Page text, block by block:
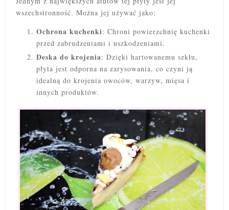
wszechstronność. Można jej używać jako:
Ochrona kuchenki: Chroni powierzchnię kuchenki
przed zabrudzeniami i uszkodzeniami.
Deska do krojenia: Dzięki hartowanemu szkłu,
płyta jest odporna na zarysowania, co czyni ją
idealną do krojenia owoców, warzyw, mięsa i
innych produktów.